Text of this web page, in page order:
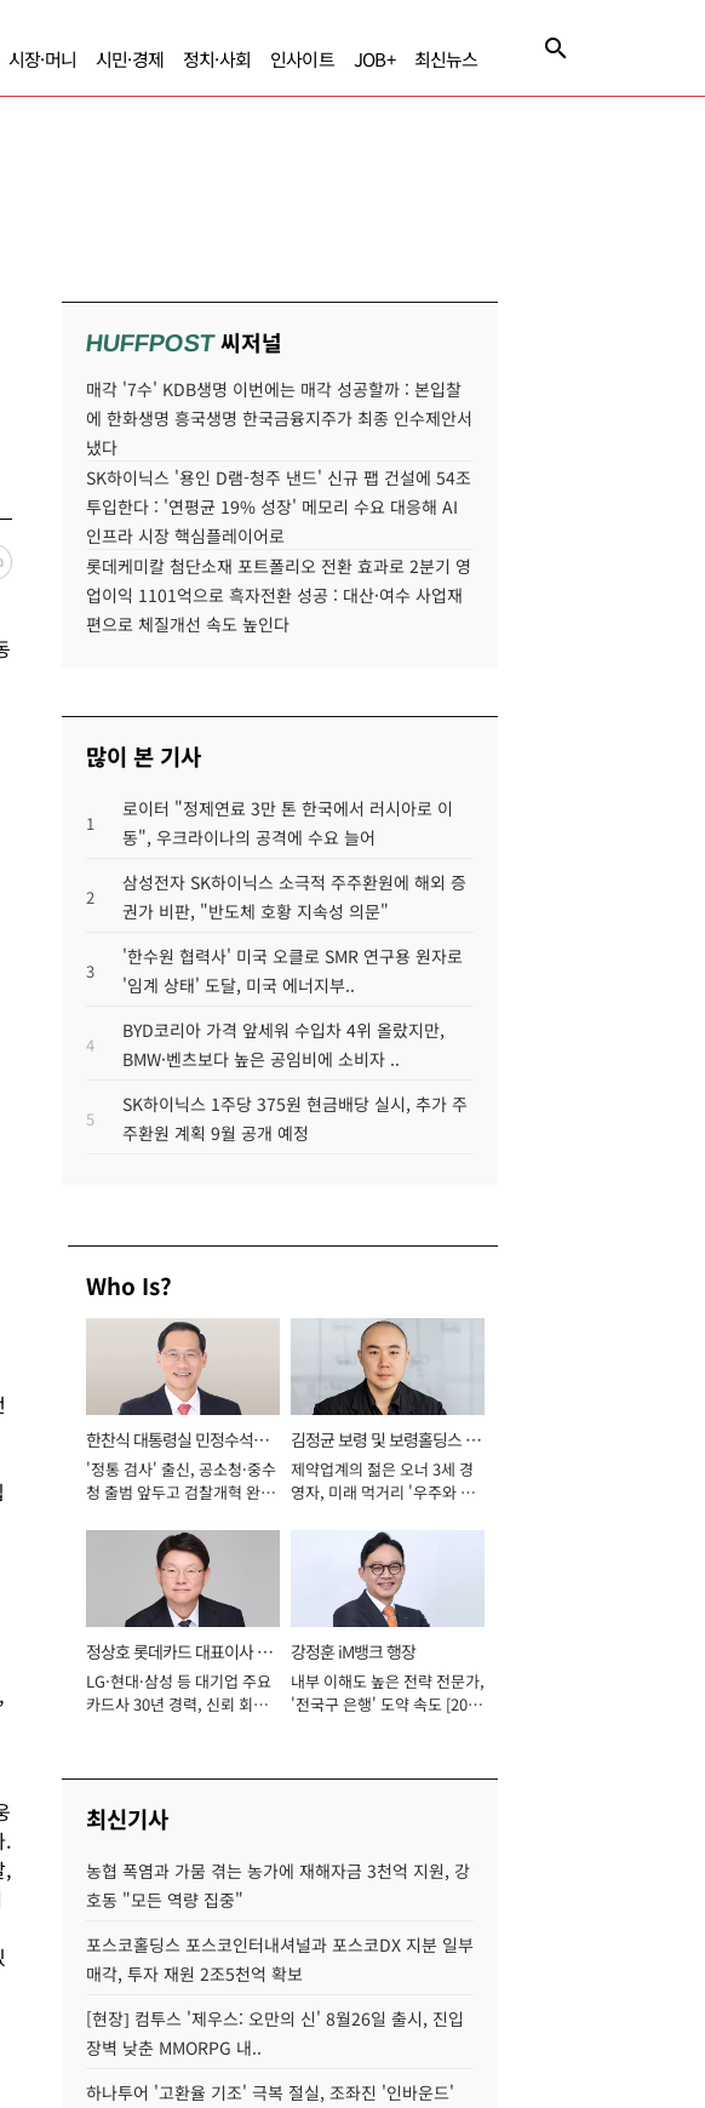
시장·머니 시민·경제 정치·사회 인사이트 JOB+ 최신뉴스
.
,
HUFFPOST씨저널
매각 '7수' KDB생명 이번에는 매각 성공할까 : 본입찰
에 한화생명 흥국생명 한국금융지주가 최종 인수제안서
냈다
SK하이닉스 '용인 D램-청주 낸드' 신규 팹 건설에 54조
투입한다 : '연평균 19% 성장' 메모리 수요 대응해 AI
인프라 시장 핵심플레이어로
롯데케미칼 첨단소재 포트폴리오 전환 효과로 2분기 영
업이익 1101억으로 흑자전환 성공 : 대산·여수 사업재
편으로 체질개선 속도 높인다
많이 본 기사
1
로이터 "정제연료 3만 톤 한국에서 러시아로 이
동", 우크라이나의 공격에 수요 늘어
2
삼성전자 SK하이닉스 소극적 주주환원에 해외 증
권가 비판, "반도체 호황 지속성 의문"
3
'한수원 협력사' 미국 오클로 SMR 연구용 원자로
'임계 상태' 도달, 미국 에너지부..
4
BYD코리아 가격 앞세워 수입차 4위 올랐지만,
BMW·벤츠보다 높은 공임비에 소비자 ..
5
SK하이닉스 1주당 375원 현금배당 실시, 추가 주
주환원 계획 9월 공개 예정
Who Is?
한찬식 대통령실 민정수석비
서관
'정통 검사' 출신, 공소청·중수
청 출범 앞두고 검찰개혁 완수
김정균 보령 및 보령홀딩스 대
표이사 사장
제약업계의 젊은 오너 3세 경
영자, 미래 먹거리 '우주와 헬
정상호 롯데카드 대표이사 사
장
LG·현대·삼성 등 대기업 주요
카드사 30년 경력, 신뢰 회복
강정훈 iM뱅크 행장
내부 이해도 높은 전략 전문가,
'전국구 은행' 도약 속도 [2026
최신기사
농협 폭염과 가뭄 겪는 농가에 재해자금 3천억 지원, 강
호동 "모든 역량 집중"
포스코홀딩스 포스코인터내셔널과 포스코DX 지분 일부
매각, 투자 재원 2조5천억 확보
[현장] 컴투스 '제우스: 오만의 신' 8월26일 출시, 진입
장벽 낮춘 MMORPG 내..
하나투어 '고환율 기조' 극복 절실, 조좌진 '인바운드'